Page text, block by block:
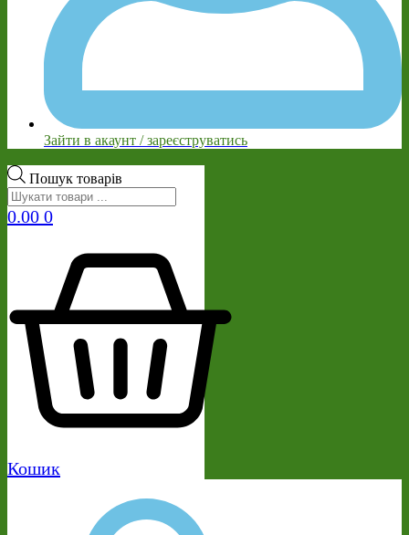
Зайти в акаунт / зареєструватись
Пошук товарів
0.00 0
Кошик